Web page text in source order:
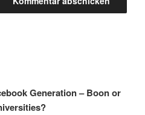
Generation – Boon or